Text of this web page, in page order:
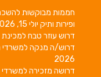
חממות מבוקשות
ופירות ותיק יולי 15, 2026
דרוש עוזר טבח
דרוש/ה מנקה למשרדי
2026
דרושה מזכירה